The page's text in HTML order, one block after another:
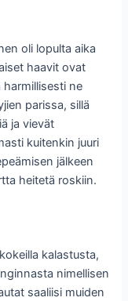
oli lopulta aika
haavit ovat
harmillisesti ne
parissa, sillä
ja vievät
kuitenkin juuri
jälkeen
heitetä roskiin.
kalastusta,
nimellisen
saaliisi muiden